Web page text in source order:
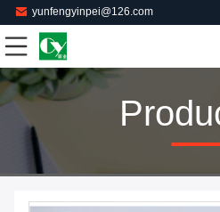
yunfengyinpei@126.com